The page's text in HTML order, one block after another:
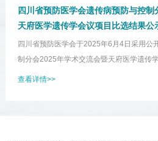
四川省预防医学会遗传病预防与控
天府医学遗传学会议项目比选结果公
四川省预防医学会于2025年6月4日采用公
制分会2025年学术交流会暨天府医学遗传
投标时间，共有七家单位参加报名，并于
查看详情>>